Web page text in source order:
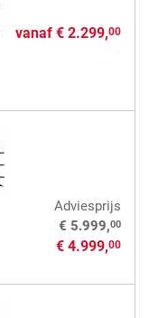
vanaf € 2.299,00
Adviesprijs
€ 5.999,00
€ 4.999,00